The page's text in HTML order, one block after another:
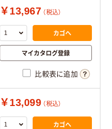
￥13,967 （税込）
カゴへ
マイカタログ登録
比較表に追加
￥13,099 （税込）
カゴへ